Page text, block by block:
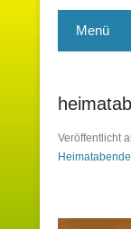
Menü
Veröffentlicht
Heimatabende